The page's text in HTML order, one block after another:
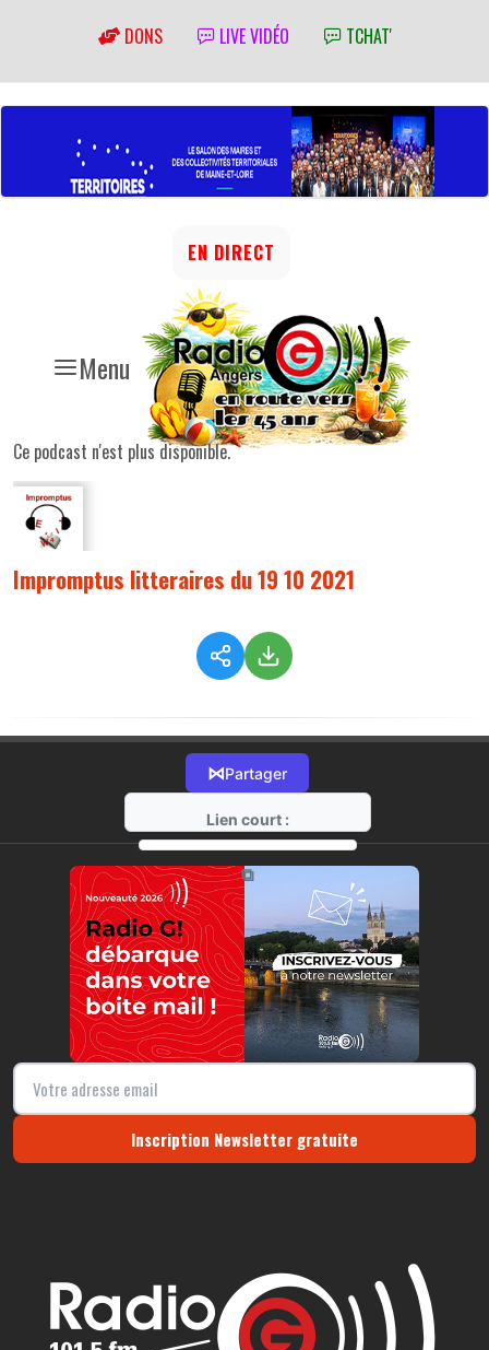
DONS LIVE VIDÉO TCHAT'
Menu
EN DIRECT
Ce podcast n'est plus disponible.
Impromptus litteraires du 19 10 2021
⋈Partager
Lien court :
https://radio-g.fr?6542
⧉
Inscription Newsletter gratuite